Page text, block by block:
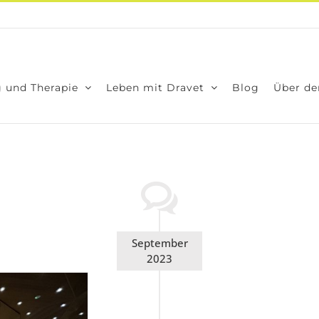
und The­ra­pie Leben mit Dra­vet Blog Über
September
2023